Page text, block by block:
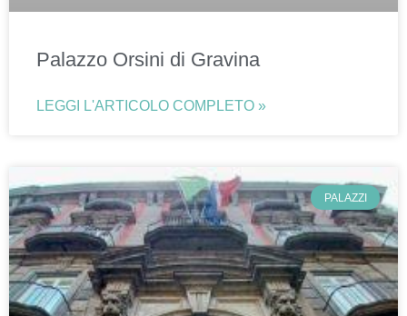
Palazzo Orsini di Gravina
LEGGI L'ARTICOLO COMPLETO »
PALAZZI